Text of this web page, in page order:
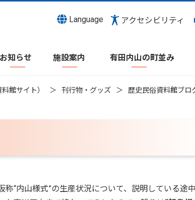
Language アクセシビリティ
お知らせ 施設案内 有田内山の町並み
館サイト） 刊行物・グッズ 歴史民俗資料館ブロ
“内山様式”の生産状況について、説明している途中